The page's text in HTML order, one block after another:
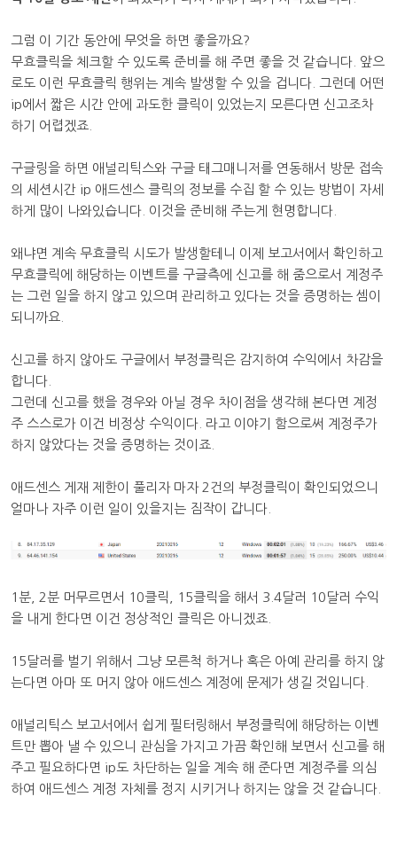
그럼 이 기간 동안에 무엇을 하면 좋을까요?
무효클릭을 체크할 수 있도록 준비를 해 주면 좋을 것 같습니다. 앞으
로도 이런 무효클릭 행위는 계속 발생할 수 있을 겁니다. 그런데 어떤
ip에서 짧은 시간 안에 과도한 클릭이 있었는지 모른다면 신고조차
하기 어렵겠죠.
구글링을 하면 애널리틱스와 구글 태그매니저를 연동해서 방문 접속
의 세션시간 ip 애드센스 클릭의 정보를 수집 할 수 있는 방법이 자세
하게 많이 나와있습니다. 이것을 준비해 주는게 현명합니다.
왜냐면 계속 무효클릭 시도가 발생할테니 이제 보고서에서 확인하고
무효클릭에 해당하는 이벤트를 구글측에 신고를 해 줌으로서 계정주
는 그런 일을 하지 않고 있으며 관리하고 있다는 것을 증명하는 셈이
되니까요.
신고를 하지 않아도 구글에서 부정클릭은 감지하여 수익에서 차감을
합니다.
그런데 신고를 했을 경우와 아닐 경우 차이점을 생각해 본다면 계정
주 스스로가 이건 비정상 수익이다. 라고 이야기 함으로써 계정주가
하지 않았다는 것을 증명하는 것이죠.
애드센스 게재 제한이 풀리자 마자 2건의 부정클릭이 확인되었으니
얼마나 자주 이런 일이 있을지는 짐작이 갑니다.
1분, 2분 머무르면서 10클릭, 15클릭을 해서 3.4달러 10달러 수익
을 내게 한다면 이건 정상적인 클릭은 아니겠죠.
15달러를 벌기 위해서 그냥 모른척 하거나 혹은 아예 관리를 하지 않
는다면 아마 또 머지 않아 애드센스 계정에 문제가 생길 것입니다.
애널리틱스 보고서에서 쉽게 필터링해서 부정클릭에 해당하는 이벤
트만 뽑아 낼 수 있으니 관심을 가지고 가끔 확인해 보면서 신고를 해
주고 필요하다면 ip도 차단하는 일을 계속 해 준다면 계정주를 의심
하여 애드센스 계정 자체를 정지 시키거나 하지는 않을 것 같습니다.